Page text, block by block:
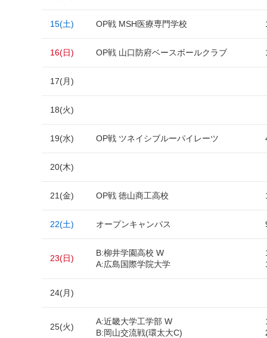
15(土) OP戦 MSH医療専門学校
16(日) OP戦 山口防府ベースボールクラブ
17(月)
18(火)
19(水) OP戦 ツネイシブルーパイレーツ
20(木)
21(金) OP戦 徳山商工高校
22(土) オープンキャンパス
23(日)
B:柳井学園高校 W
A:広島国際学院大学
24(月)
25(火)
A:近畿大学工学部 W
B:岡山交流戦(環太大C)